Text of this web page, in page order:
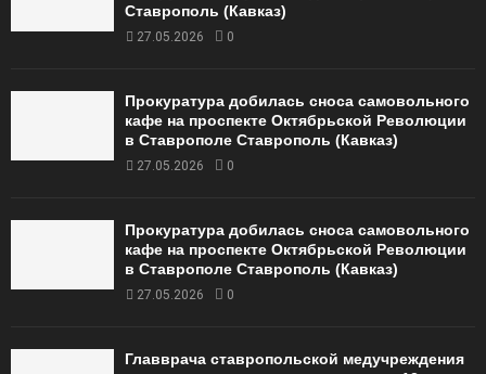
Ставрополь (Кавказ)
27.05.2026 0
Прокуратура добилась сноса самовольного
кафе на проспекте Октябрьской Революции
в Ставрополе Ставрополь (Кавказ)
27.05.2026 0
Прокуратура добилась сноса самовольного
кафе на проспекте Октябрьской Революции
в Ставрополе Ставрополь (Кавказ)
27.05.2026 0
Главврача ставропольской медучреждения